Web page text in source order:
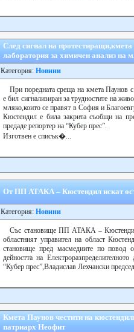
След сигнал на
лаборатория за химичен анализ на
Категория: Новини
При поредната среща на кмета Паунов
е бил сигнализиран за трудностите на
мляко,които се правят в София и
Кюстендил е била закрита съобщи на
предаде репортер на “Кубер прес”.
Изготвен е списък�...
От ПП АТАКА – Кюстендил искат
Категория: Новини
Със становище ПП АТАКА –
областният управител на област
становище пред масмедиите по повод
дейността на
“Кубер прес”,Владислав Лехчански
Кмета Паунов честити на
патриарх Неофит